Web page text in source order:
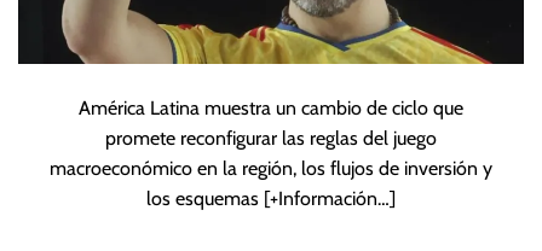
América Latina muestra un cambio de ciclo que
promete reconfigurar las reglas del juego
macroeconómico en la región, los flujos de inversión y
los esquemas [+Información…]